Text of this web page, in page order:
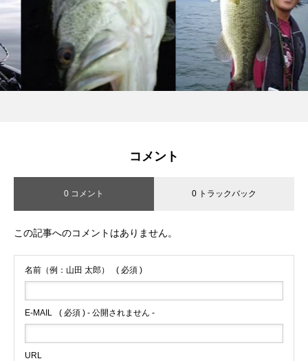
コメント
0 コメント 0 トラックバック
この記事へのコメントはありません。
名前（例：山田 太郎） ( 必須 )
E-MAIL ( 必須 ) - 公開されません -
URL